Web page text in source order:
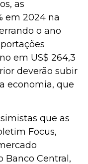
as
em 2024 na
o ano
em US$ 264,3
deverão subir
economia, que
que as
Focus,
Banco Central,